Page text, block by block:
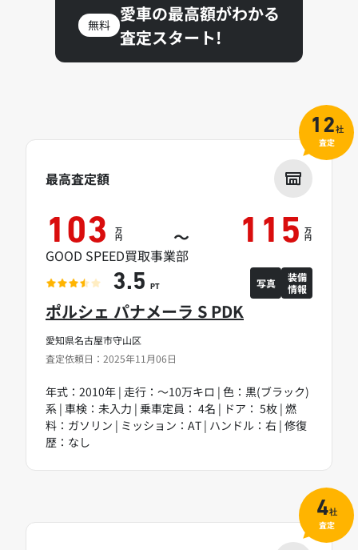
無料
愛車の最高額がわかる
査定スタート!
愛知県名古屋市守山区
査定依頼日：2025年11月06日
ポルシェ パナメーラ S PDK
年式：2010年 | 走行：～10万キロ | 色：黒(ブラック)
系 | 車検：未入力 | 乗車定員： 4名 | ドア： 5枚 | 燃
料：ガソリン | ミッション：AT | ハンドル：右 | 修復
歴：なし
最高査定額
103 万
円 ～ 115 万
円
GOOD SPEED買取事業部
3.5 PT 写真
装備
情報
12社
査定
4社
査定